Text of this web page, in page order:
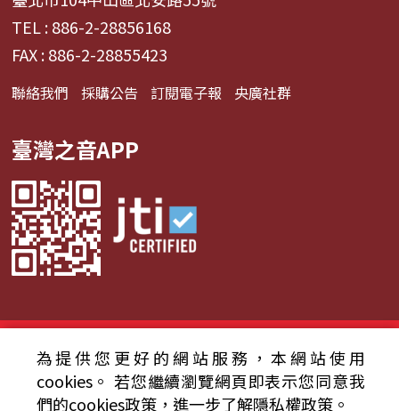
TEL : 886-2-28856168
FAX : 886-2-28855423
聯絡我們 採購公告 訂閱電子報 央廣社群
臺灣之音APP
© 2024財團法人中央廣播電臺 版權所有
資通安全政策聲明
服務條款 隱私權條款
為提供您更好的網站服務，本網站使用
cookies。 若您繼續瀏覽網頁即表示您同意我
們的cookies政策，進一步了解隱私權政策。